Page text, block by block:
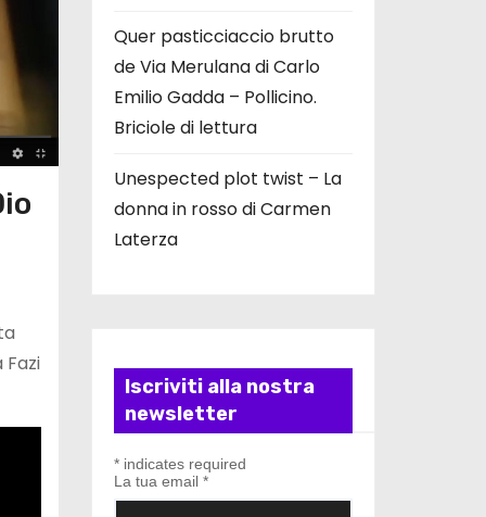
Quer pasticciaccio brutto
de Via Merulana di Carlo
Emilio Gadda – Pollicino.
Briciole di lettura
Unespected plot twist – La
donna in rosso di Carmen
Laterza
Iscriviti alla nostra
newsletter
*indicates required
La tua email *